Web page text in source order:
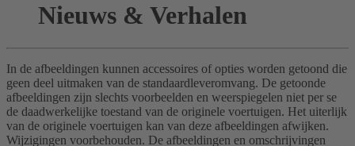
Nieuws & Verhalen
In de afbeeldingen kunnen accessoires of opties worden getoond die
geen deel uitmaken van de standaardleveromvang. De getoonde
afbeeldingen zijn slechts voorbeelden en weerspiegelen niet per se
de daadwerkelijke toestand van de originele voertuigen. Het uiterlijk
van de originele voertuigen kan van deze afbeeldingen afwijken.
Wijzigingen voorbehouden. De afbeeldingen en omschrijvingen